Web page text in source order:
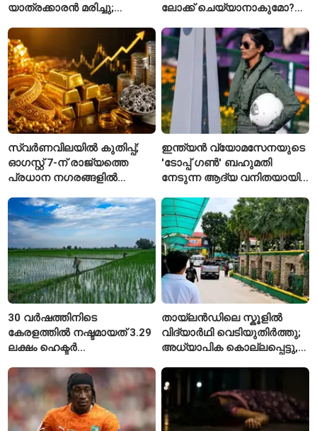
യാത്രക്കാരൻ മരിച്ചു;
യാത്രക്കാരെ
നിരീക്ഷണത്തിൽ
ലോക്ക് ചെയ്യാനാകുമോ?
ചട്ടങ്ങൾ ഇങ്ങനെ
സ്വർണവിലയിൽ കുതിപ്പ്;
ഓഗസ്റ്റ് 7-ന് രാജ്യത്തെ
പ്രധാന നഗരങ്ങളിൽ
ഇന്ത്യൻ വ്യോമസേനയുടെ
'ടോപ്പ് ഗൺ' ബഹുമതി
നേടുന്ന ആദ്യ വനിതയായി
30 വർഷത്തിനിടെ
കേരളത്തിൽ നഷ്ടമായത് 3.29
ലക്ഷം ഹെക്ടർ
തായ്‌ലൻഡിലെ സ്കൂളിൽ
വിദ്യാർഥി വെടിയുതിർത്തു;
അധ്യാപിക കൊല്ലപ്പെട്ടു,